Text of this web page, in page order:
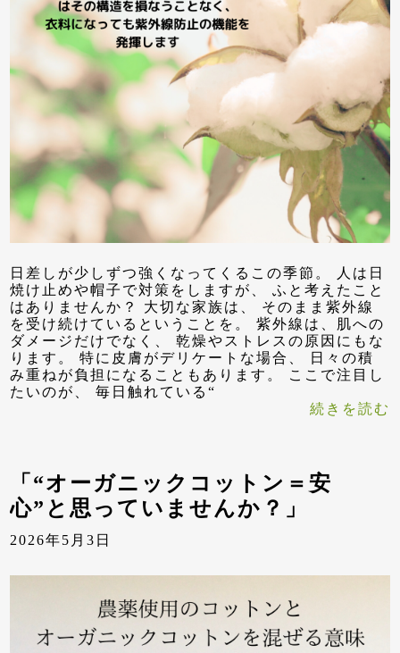
日差しが少しずつ強くなってくるこの季節。 人は日
焼け止めや帽子で対策をしますが、 ふと考えたこと
はありませんか？ 大切な家族は、 そのまま紫外線
を受け続けているということを。 紫外線は、肌への
ダメージだけでなく、 乾燥やストレスの原因にもな
ります。 特に皮膚がデリケートな場合、 日々の積
み重ねが負担になることもあります。 ここで注目し
たいのが、 毎日触れている“
続きを読む
「“オーガニックコットン＝安
心”と思っていませんか？」
2026年5月3日